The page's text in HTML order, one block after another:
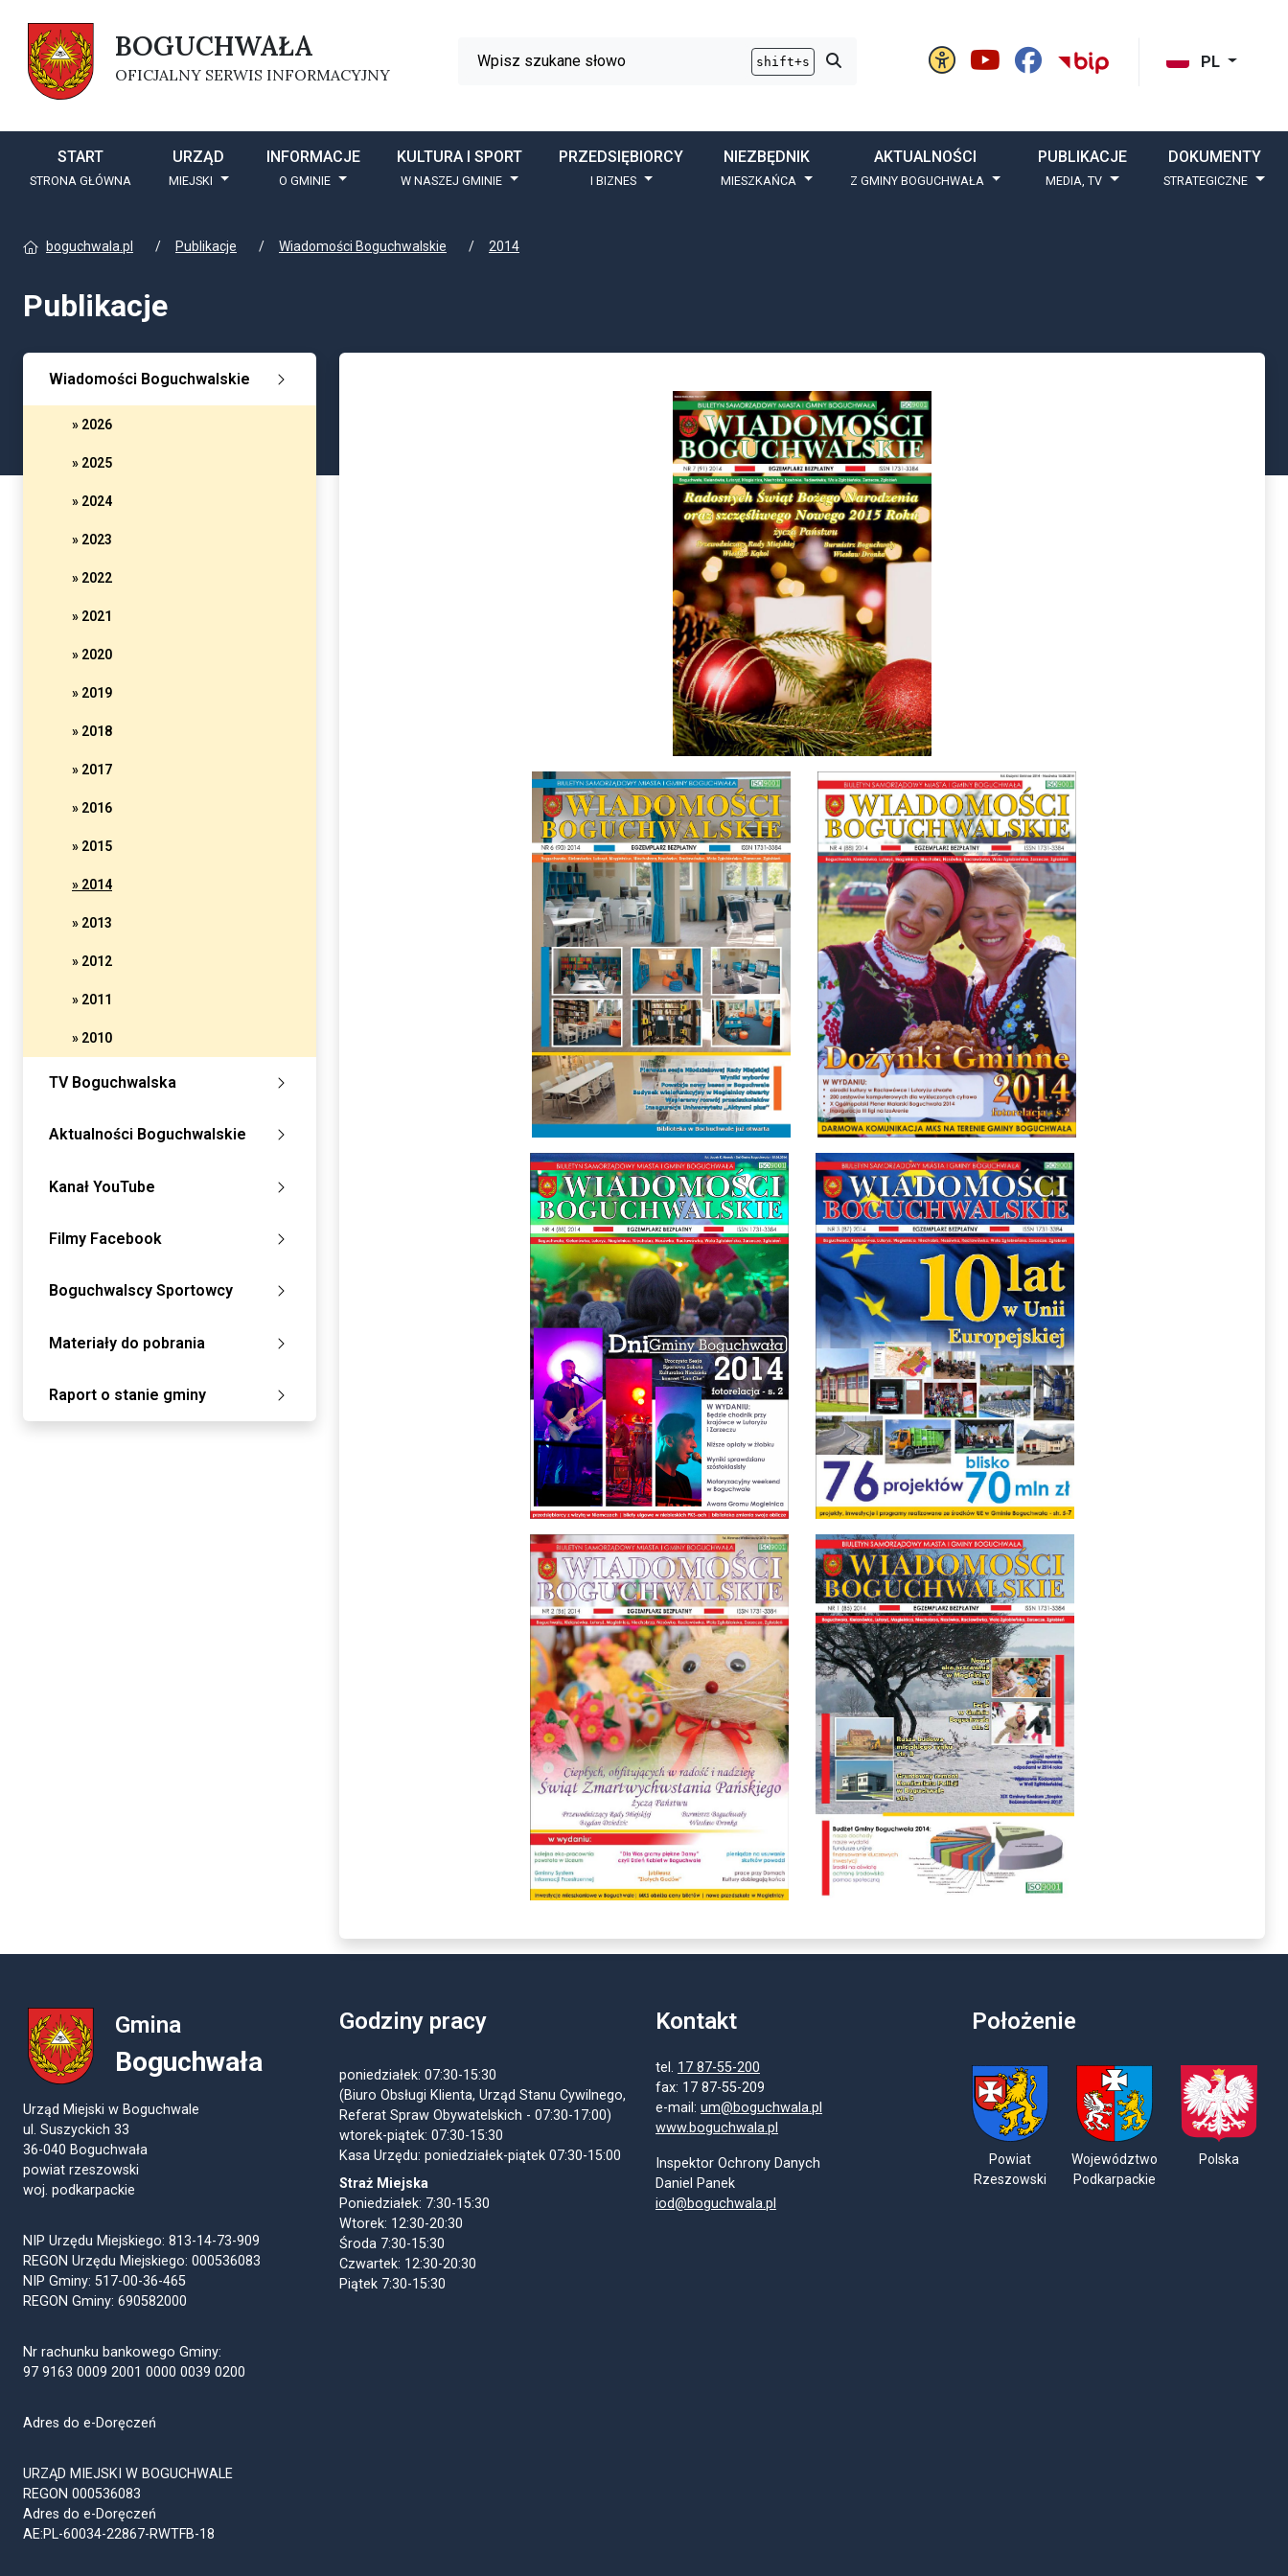
BOGUCHWAŁA
OFICJALNY SERWIS INFORMACYJNY
PL
Panel ustawień witryny
BIP Gminy
Wyszukiwarka shift+s Przycisk szukaj
START
STRONA GŁÓWNA
URZĄD
MIEJSKI
INFORMACJE
O GMINIE
KULTURA I SPORT
W NASZEJ GMINIE
PRZEDSIĘBIORCY
I BIZNES
NIEZBĘDNIK
MIESZKAŃCA
AKTUALNOŚCI
Z GMINY BOGUCHWAŁA
PUBLIKACJE
MEDIA, TV
DOKUMENTY
STRATEGICZNE
boguchwala.pl Publikacje Wiadomości Boguchwalskie 2014
Publikacje
Wiadomości Boguchwalskie
» 2026
» 2025
» 2024
» 2023
» 2022
» 2021
» 2020
» 2019
» 2018
» 2017
» 2016
» 2015
» 2014
» 2013
» 2012
» 2011
» 2010
TV Boguchwalska
Aktualności Boguchwalskie
Kanał YouTube
Filmy Facebook
Boguchwalscy Sportowcy
Materiały do pobrania
Raport o stanie gminy
Gmina
Boguchwała
Urząd Miejski w Boguchwale
ul. Suszyckich 33
36-040 Boguchwała
powiat rzeszowski
woj. podkarpackie
NIP Urzędu Miejskiego: 813-14-73-909
REGON Urzędu Miejskiego: 000536083
NIP Gminy: 517-00-36-465
REGON Gminy: 690582000
Nr rachunku bankowego Gminy:
97 9163 0009 2001 0000 0039 0200
Adres do e-Doręczeń
URZĄD MIEJSKI W BOGUCHWALE
REGON 000536083
Adres do e-Doręczeń
AE:PL-60034-22867-RWTFB-18
Godziny pracy
poniedziałek: 07:30-15:30
(Biuro Obsługi Klienta, Urząd Stanu Cywilnego,
Referat Spraw Obywatelskich - 07:30-17:00)
wtorek-piątek: 07:30-15:30
Kasa Urzędu: poniedziałek-piątek 07:30-15:00
Straż Miejska
Poniedziałek: 7:30-15:30
Wtorek: 12:30-20:30
Środa 7:30-15:30
Czwartek: 12:30-20:30
Piątek 7:30-15:30
Kontakt
tel. 17 87-55-200
fax: 17 87-55-209
e-mail: um@boguchwala.pl
www.boguchwala.pl
Inspektor Ochrony Danych
Daniel Panek
iod@boguchwala.pl
Położenie
Powiat
Rzeszowski
Województwo
Podkarpackie
Polska